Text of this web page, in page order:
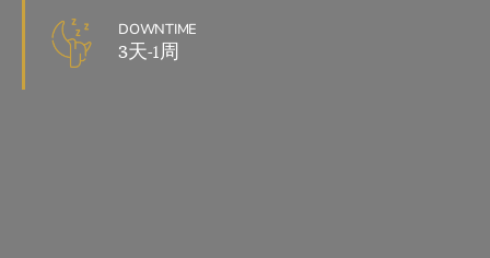
DOWNTIME
3天-1周